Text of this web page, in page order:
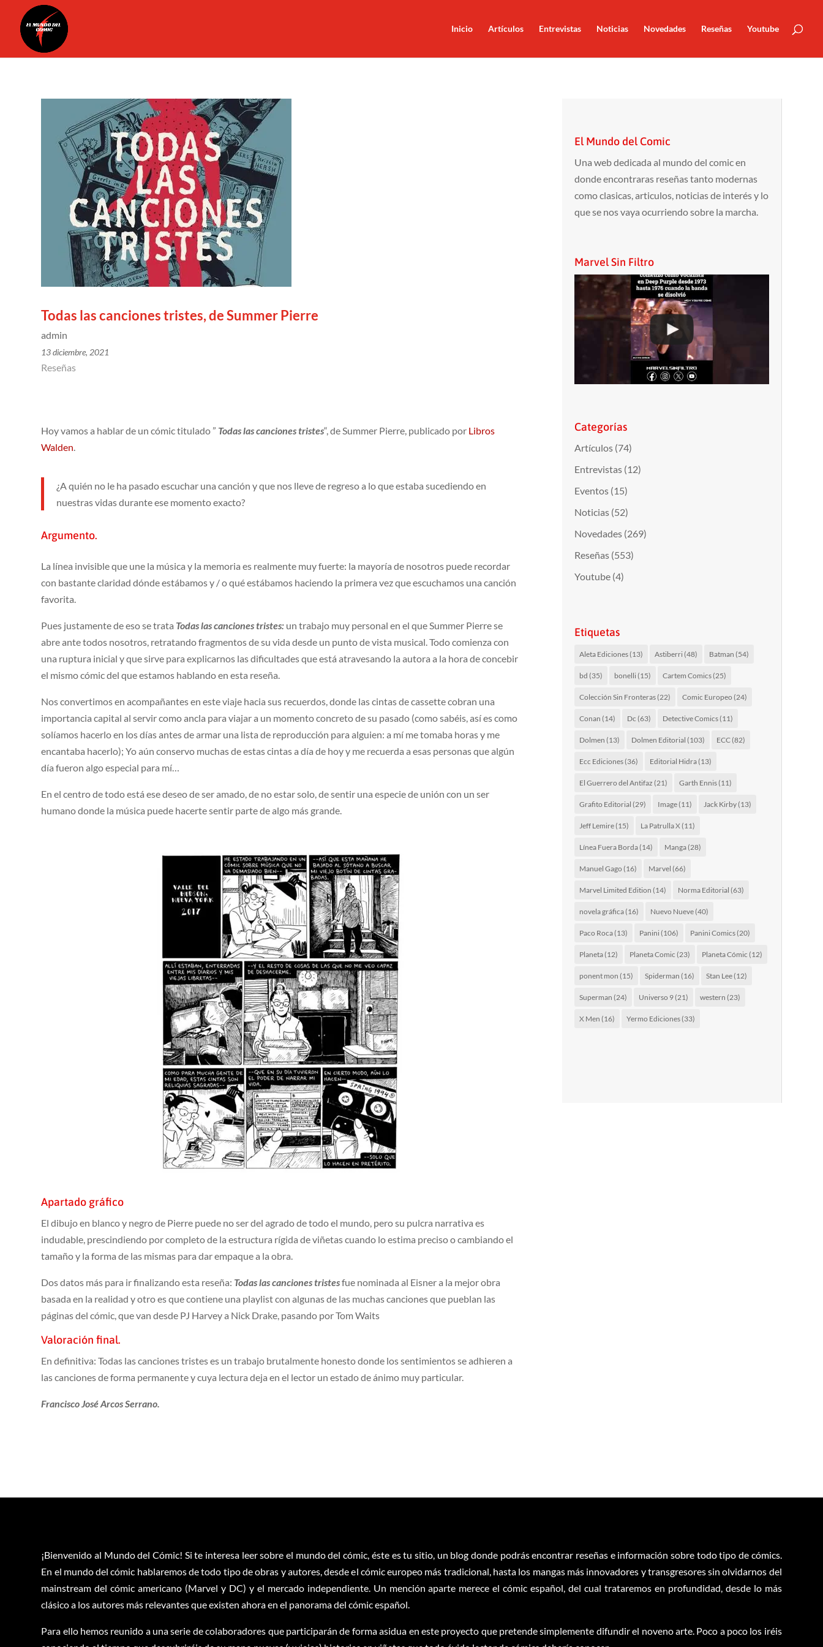
Inicio Artículos Entrevistas Noticias Novedades Reseñas Youtube
Todas las canciones tristes, de Summer Pierre
admin
13 diciembre, 2021
Reseñas
Hoy vamos a hablar de un cómic titulado ” Todas las canciones tristes“, de Summer Pierre, publicado por Libros
Walden.
¿A quién no le ha pasado escuchar una canción y que nos lleve de regreso a lo que estaba sucediendo en
nuestras vidas durante ese momento exacto?
Argumento.
La línea invisible que une la música y la memoria es realmente muy fuerte: la mayoría de nosotros puede recordar
con bastante claridad dónde estábamos y / o qué estábamos haciendo la primera vez que escuchamos una canción
favorita.
Pues justamente de eso se trata Todas las canciones tristes: un trabajo muy personal en el que Summer Pierre se
abre ante todos nosotros, retratando fragmentos de su vida desde un punto de vista musical. Todo comienza con
una ruptura inicial y que sirve para explicarnos las dificultades que está atravesando la autora a la hora de concebir
el mismo cómic del que estamos hablando en esta reseña.
Nos convertimos en acompañantes en este viaje hacia sus recuerdos, donde las cintas de cassette cobran una
importancia capital al servir como ancla para viajar a un momento concreto de su pasado (como sabéis, así es como
solíamos hacerlo en los días antes de armar una lista de reproducción para alguien: a mí me tomaba horas y me
encantaba hacerlo); Yo aún conservo muchas de estas cintas a día de hoy y me recuerda a esas personas que algún
día fueron algo especial para mí…
En el centro de todo está ese deseo de ser amado, de no estar solo, de sentir una especie de unión con un ser
humano donde la música puede hacerte sentir parte de algo más grande.
Apartado gráfico
El dibujo en blanco y negro de Pierre puede no ser del agrado de todo el mundo, pero su pulcra narrativa es
indudable, prescindiendo por completo de la estructura rígida de viñetas cuando lo estima preciso o cambiando el
tamaño y la forma de las mismas para dar empaque a la obra.
Dos datos más para ir finalizando esta reseña: Todas las canciones tristesfue nominada al Eisner a la mejor obra
basada en la realidad y otro es que contiene una playlist con algunas de las muchas canciones que pueblan las
páginas del cómic, que van desde PJ Harvey a Nick Drake, pasando por Tom Waits
Valoración final.
En definitiva: Todas las canciones tristes es un trabajo brutalmente honesto donde los sentimientos se adhieren a
las canciones de forma permanente y cuya lectura deja en el lector un estado de ánimo muy particular.
Francisco José Arcos Serrano.
El Mundo del Comic
Una web dedicada al mundo del comic en
donde encontraras reseñas tanto modernas
como clasicas, articulos, noticias de interés y lo
que se nos vaya ocurriendo sobre la marcha.
Marvel Sin Filtro
Categorías
Artículos(74)
Entrevistas(12)
Eventos(15)
Noticias(52)
Novedades(269)
Reseñas(553)
Youtube(4)
Etiquetas
Aleta Ediciones(13) Astiberri(48) Batman (54)
bd (35) bonelli(15) Cartem Comics(25)
Colección Sin Fronteras(22) Comic Europeo (24)
Conan (14) Dc (63) Detective Comics(11)
Dolmen (13) Dolmen Editorial (103) ECC(82)
Ecc Ediciones(36) Editorial Hidra(13)
El Guerrero del Antifaz (21) Garth Ennis(11)
Grafito Editorial (29) Image(11) Jack Kirby(13)
Jeff Lemire(15) La Patrulla X(11)
Línea Fuera Borda(14) Manga(28)
Manuel Gago (16) Marvel (66)
Marvel Limited Edition (14) Norma Editorial (63)
novela gráfica(16) Nuevo Nueve(40)
Paco Roca(13) Panini(106) Panini Comics(20)
Planeta(12) Planeta Comic (23) Planeta Cómic (12)
ponent mon (15) Spiderman (16) Stan Lee(12)
Superman (24) Universo 9(21) western (23)
X Men (16) Yermo Ediciones(33)
¡Bienvenido al Mundo del Cómic! Si te interesa leer sobre el mundo del cómic, éste es tu sitio, un blog donde podrás encontrar reseñas e información sobre todo tipo de cómics.
En el mundo del cómic hablaremos de todo tipo de obras y autores, desde el cómic europeo más tradicional, hasta los mangas más innovadores y transgresores sin olvidarnos del
mainstream del cómic americano (Marvel y DC) y el mercado independiente. Un mención aparte merece el cómic español, del cual trataremos en profundidad, desde lo más
clásico a los autores más relevantes que existen ahora en el panorama del cómic español.
Para ello hemos reunido a una serie de colaboradores que participarán de forma asidua en este proyecto que pretende simplemente difundir el noveno arte. Poco a poco los iréis